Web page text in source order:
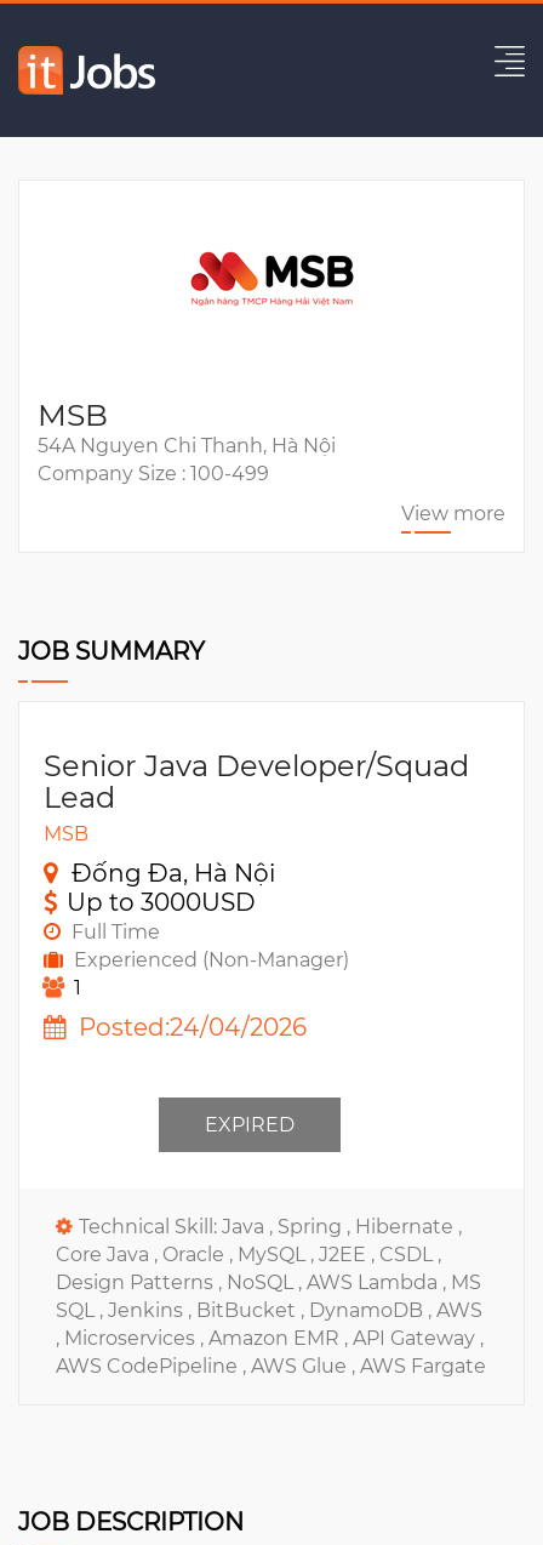
MSB
54A Nguyen Chi Thanh, Hà Nội
Company Size : 100-499
View more
JOB SUMMARY
Senior Java Developer/Squad
Lead
MSB
Đống Đa, Hà Nội
Up to 3000USD
Full Time
Experienced (Non-Manager)
1
Posted:24/04/2026
EXPIRED
Technical Skill: Java , Spring , Hibernate ,
Core Java , Oracle , MySQL , J2EE , CSDL ,
Design Patterns , NoSQL , AWS Lambda , MS
SQL , Jenkins , BitBucket , DynamoDB , AWS
, Microservices , Amazon EMR , API Gateway ,
AWS CodePipeline , AWS Glue , AWS Fargate
JOB DESCRIPTION